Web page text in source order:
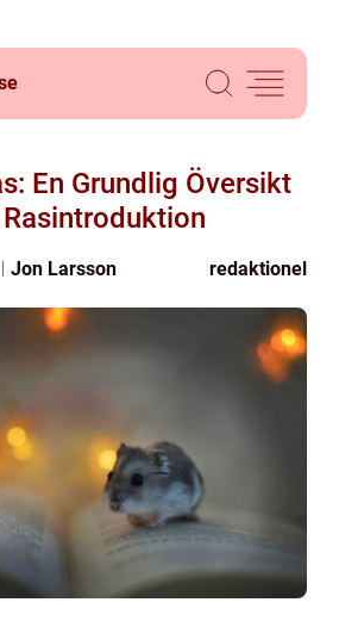
En Grundlig Översikt
Jon Larsson redaktionel